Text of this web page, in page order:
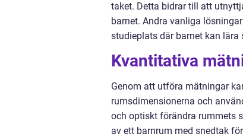
taket. Detta bidrar till att
barnet. Andra vanliga
studieplats där barnet kan
Kvantitativa
Genom att utföra mätningar
rumsdimensionerna och
och optiskt förändra rummets
av ett barnrum med snedtak